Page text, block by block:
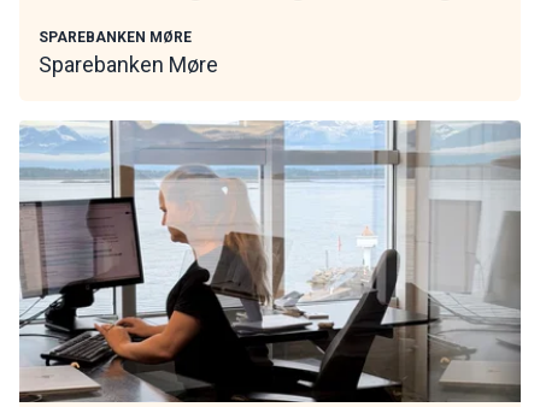
SPAREBANKEN MØRE
Sparebanken Møre